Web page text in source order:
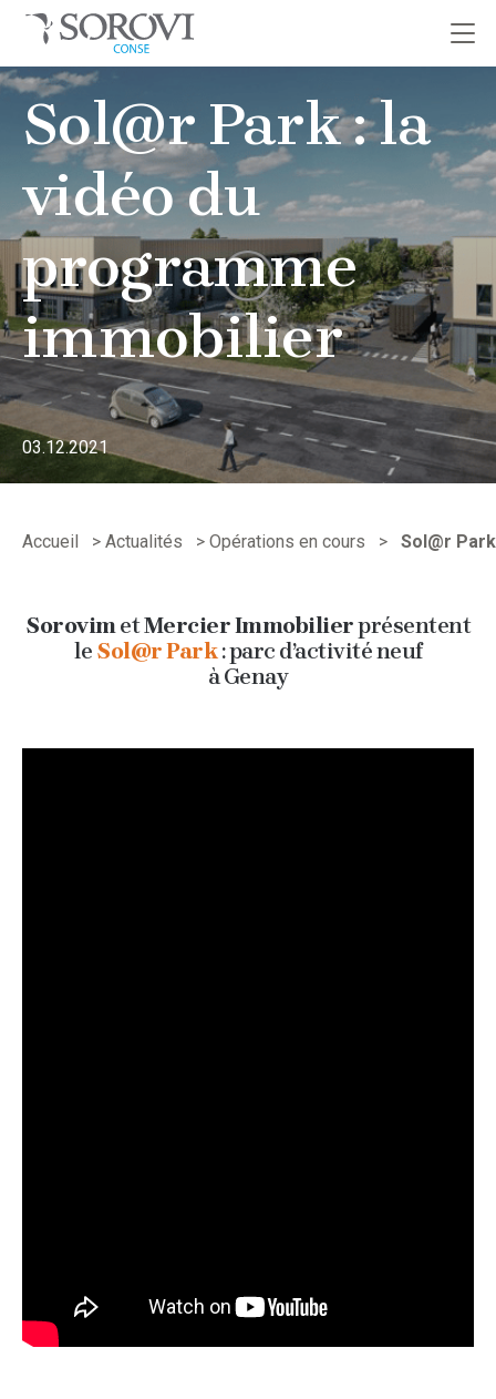
Passer
contenu
Sol@r Park : la
vidéo du
programme
immobilier
03.12.2021
Accueil > Actualités > Opérations en cours > Sol@r
SorovimetMercier Immobilierprésentent
le Sol@r Park: parc d’activité neuf
à Genay